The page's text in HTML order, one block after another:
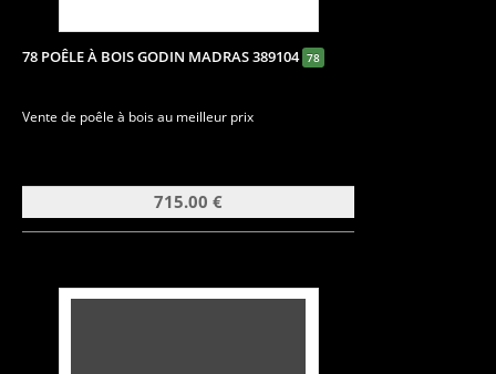
78 POÊLE À BOIS GODIN MADRAS 389104 78
Vente de poêle à bois au meilleur prix
715.00 €